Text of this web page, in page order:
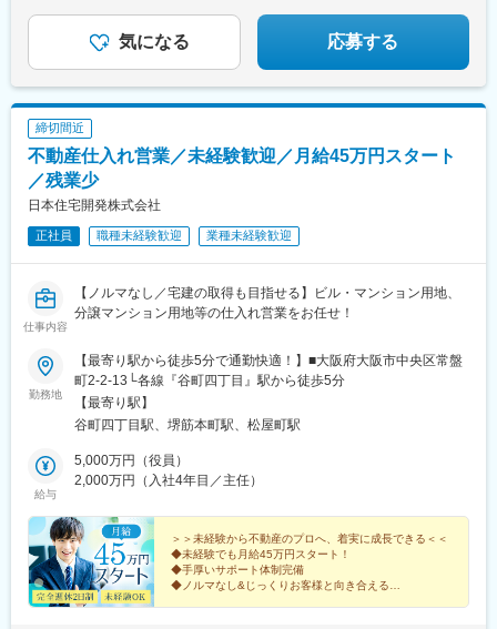
気になる 応募する
締切間近
不動産仕入れ営業／未経験歓迎／月給45万円スタート
／残業少
日本住宅開発株式会社
正社員 職種未経験歓迎 業種未経験歓迎
仕事内容
【ノルマなし／宅建の取得も目指せる】ビル・マンション用地、
分譲マンション用地等の仕入れ営業をお任せ！
勤務地
【最寄り駅から徒歩5分で通勤快適！】■大阪府大阪市中央区常盤
町2-2-13└各線『谷町四丁目』駅から徒歩5分
【最寄り駅】
谷町四丁目駅、堺筋本町駅、松屋町駅
給与
5,000万円（役員）
2,000万円（入社4年目／主任）
＞＞未経験から不動産のプロへ、着実に成長できる＜＜
◆未経験でも月給45万円スタート！
◆手厚いサポート体制完備
◆ノルマなし&じっくりお客様と向き合える